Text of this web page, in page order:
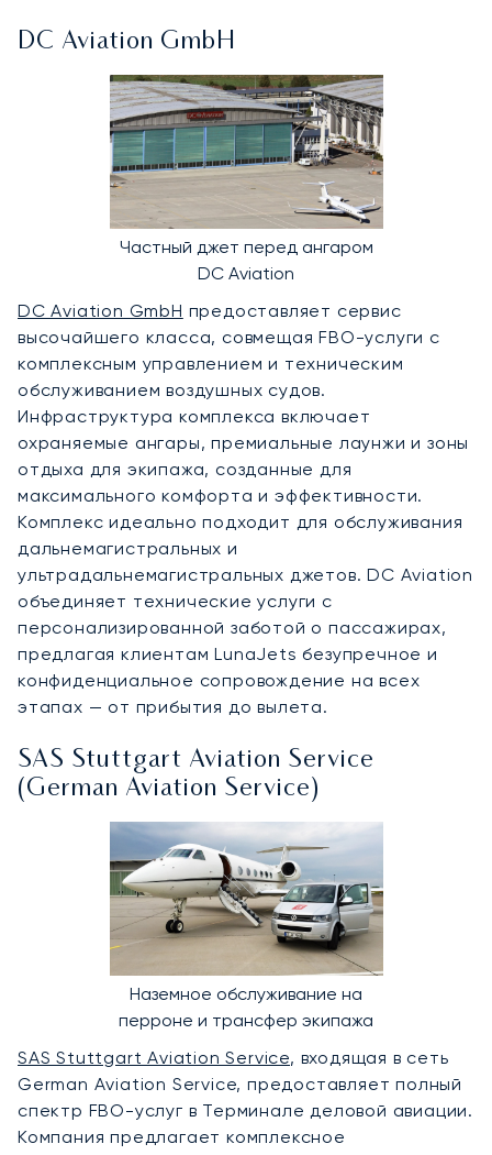
DC Aviation GmbH
Частный джет перед ангаром
DC Aviation
DC Aviation GmbH предоставляет сервис
высочайшего класса, совмещая FBO-услуги с
комплексным управлением и техническим
обслуживанием воздушных судов.
Инфраструктура комплекса включает
охраняемые ангары, премиальные лаунжи и зоны
отдыха для экипажа, созданные для
максимального комфорта и эффективности.
Комплекс идеально подходит для обслуживания
дальнемагистральных и
ультрадальнемагистральных джетов. DC Aviation
объединяет технические услуги с
персонализированной заботой о пассажирах,
предлагая клиентам LunaJets безупречное и
конфиденциальное сопровождение на всех
этапах — от прибытия до вылета.
SAS Stuttgart Aviation Service
(German Aviation Service)
Наземное обслуживание на
перроне и трансфер экипажа
SAS Stuttgart Aviation Service, входящая в сеть
German Aviation Service, предоставляет полный
спектр FBO-услуг в Терминале деловой авиации.
Компания предлагает комплексное